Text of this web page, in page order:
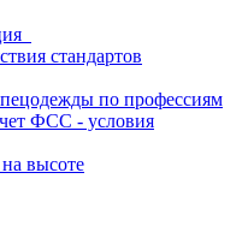
стандартов
по профессиям
ФСС - условия
высоте